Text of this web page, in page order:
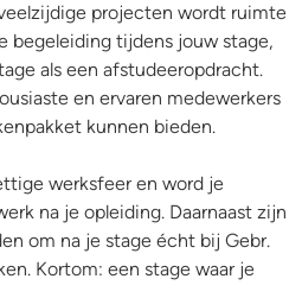
projecten wordt ruimte
begeleiding tijdens jouw stage,
als een afstudeeropdracht.
en ervaren medewerkers
kunnen bieden.
werksfeer en word je
na je opleiding. Daarnaast zijn
om na je stage écht bij Gebr.
Kortom: een stage waar je